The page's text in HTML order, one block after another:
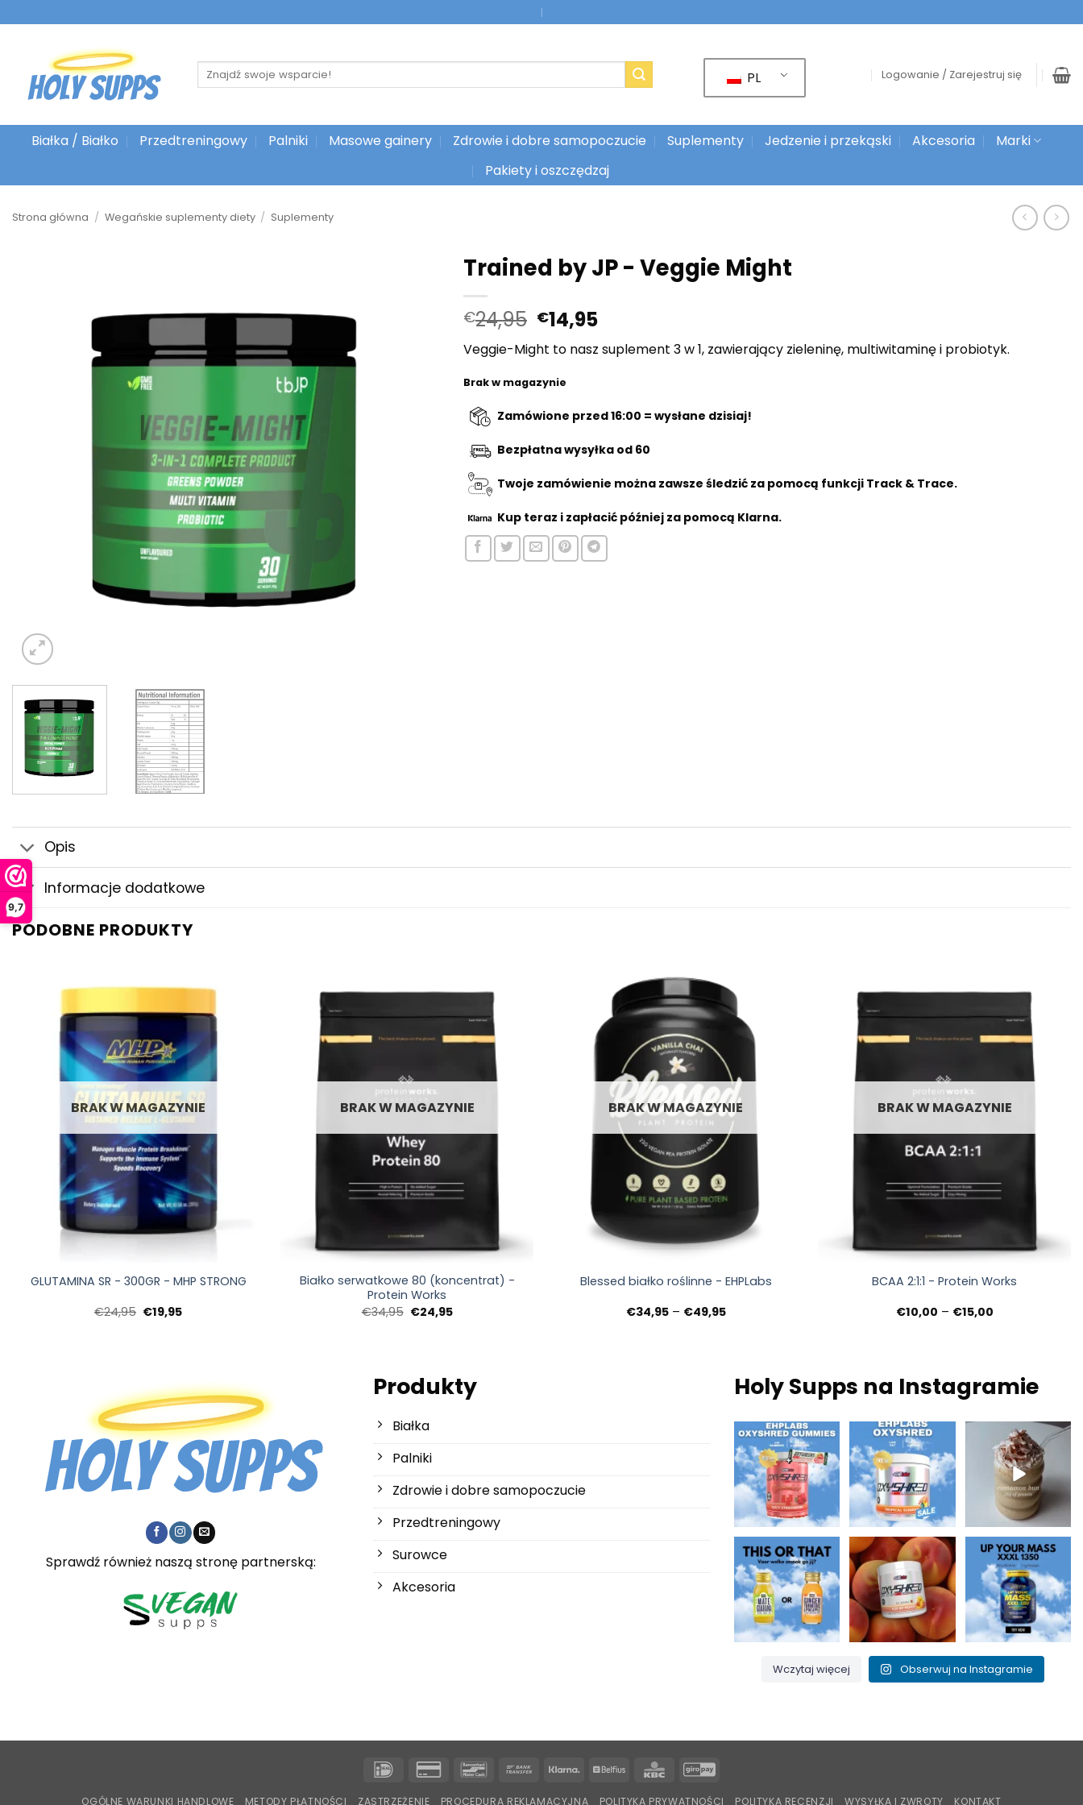
9,7
do
|
Szukaj:
PL Logowanie / Zarejestruj się
Białka / Białko Przedtreningowy Palniki Masowe gainery Zdrowie i dobre samopoczucie Suplementy Jedzenie i przekąski Akcesoria
Marki
Pakiety i oszczędzaj
Strona główna / Wegańskie suplementy diety / Suplementy
Trained by JP - Veggie Might
€24,95 Pierwotna
cena
wynosiła:
€24,95.
€14,95Aktualna
cena:
€14,95.
Veggie-Might to nasz suplement 3 w 1, zawierający zieleninę, multiwitaminę i probiotyk.
Brak w magazynie
Zamówione przed 16:00 = wysłane dzisiaj!
Bezpłatna wysyłka od 60
Twoje zamówienie można zawsze śledzić za pomocą funkcji Track & Trace.
Kup teraz i zapłacić później za pomocą Klarna.
Opis
Informacje dodatkowe
PODOBNE PRODUKTY
BRAK W MAGAZYNIE
GLUTAMINA SR - 300GR - MHP STRONG
€24,95 Pierwotna
cena
€19,95Aktualna
BRAK W MAGAZYNIE
Białko serwatkowe 80 (koncentrat) -
Protein Works
€34,95 Pierwotna
cena
€24,95Aktualna
BRAK W MAGAZYNIE
Blessed białko roślinne - EHPLabs
€34,95 – €49,95Zakres
BRAK W MAGAZYNIE
BCAA 2:1:1 - Protein Works
€10,00 – €15,00Zakres
Sprawdź również naszą stronę partnerską:
Produkty
Białka
Palniki
Zdrowie i dobre samopoczucie
Przedtreningowy
Surowce
Akcesoria
Holy Supps na Instagramie
Nowości w Holy
Supps 🍬⚡
OxyShred Gummies
od...
3
Niska zawartość
tłuszczu i 150 mg
kofeiny w...
0 2
Pożywne, bogate w
białko i idealne na
jesienne...
2 0
Maté i guarana dla
zastrzyku energii czy
imbir,...
0 0
Pocałuj moją
brzoskwinię i spal ten
tłuszcz! 🍑🔥...
1 0
Up Your Mass XXXL
1350 = białka + BCAA
dla budowy...
1 0
Wczytaj więcej Obserwuj na Instagramie
IDeal
Karta
BancontactPrzelew
Klarna Belfius KBC GiroPay
OGÓLNE WARUNKI HANDLOWE METODY PŁATNOŚCI ZASTRZEŻENIE PROCEDURA REKLAMACYJNA POLITYKA PRYWATNOŚCI POLITYKA RECENZJI WYSYŁKA I ZWROTY KONTAKT